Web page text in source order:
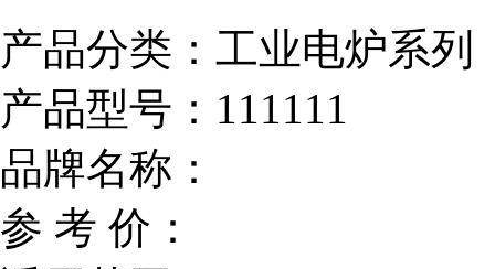
产品分类： 工业电炉系列
产品型号： 111111
品牌名称：
参 考 价：